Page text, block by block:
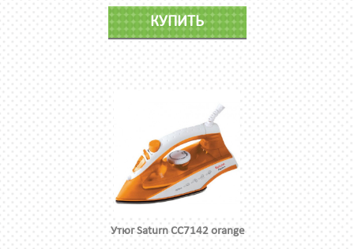
КУПИТЬ
Утюг Saturn CC7142 orange